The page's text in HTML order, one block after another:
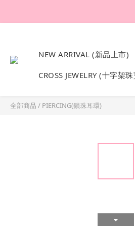
NEW ARRIVAL (新品上市)
CROSS JEWELRY (十字架
全部商品 / PIERCING(鎖珠耳環)